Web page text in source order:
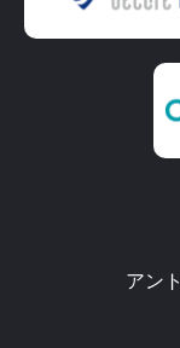
アン